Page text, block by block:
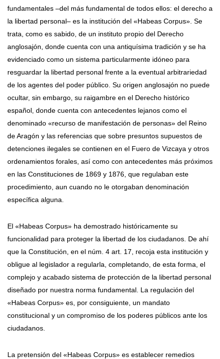
fundamentales –del más fundamental de todos ellos: el derecho a
la libertad personal– es la institución del «Habeas Corpus». Se
trata, como es sabido, de un instituto propio del Derecho
anglosajón, donde cuenta con una antiquísima tradición y se ha
evidenciado como un sistema particularmente idóneo para
resguardar la libertad personal frente a la eventual arbitrariedad
de los agentes del poder público. Su origen anglosajón no puede
ocultar, sin embargo, su raigambre en el Derecho histórico
español, donde cuenta con antecedentes lejanos como el
denominado «recurso de manifestación de personas» del Reino
de Aragón y las referencias que sobre presuntos supuestos de
detenciones ilegales se contienen en el Fuero de Vizcaya y otros
ordenamientos forales, así como con antecedentes más próximos
en las Constituciones de 1869 y 1876, que regulaban este
procedimiento, aun cuando no le otorgaban denominación
específica alguna.
El «Habeas Corpus» ha demostrado históricamente su
funcionalidad para proteger la libertad de los ciudadanos. De ahí
que la Constitución, en el núm. 4 art. 17, recoja esta institución y
obligue al legislador a regularla, completando, de esta forma, el
complejo y acabado sistema de protección de la libertad personal
diseñado por nuestra norma fundamental. La regulación del
«Habeas Corpus» es, por consiguiente, un mandato
constitucional y un compromiso de los poderes públicos ante los
ciudadanos.
La pretensión del «Habeas Corpus» es establecer remedios